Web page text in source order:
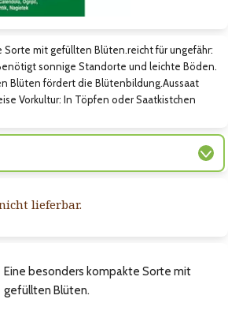
Zum nächsten Bild
mit gefüllten Blüten.reicht für ungefähr:
sonnige Standorte und leichte Böden.
Blüten fördert die Blütenbildung.Aussaat
Vorkultur: In Töpfen oder Saatkistchen
lieferbar.
Eine besonders kompakte Sorte mit
gefüllten Blüten.